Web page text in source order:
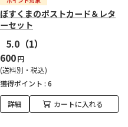
ぽすくまのポストカード＆レタ
ーセット
5.0 （1）
600円
(送料別・税込)
獲得ポイント : 6
詳細 カートに入れる